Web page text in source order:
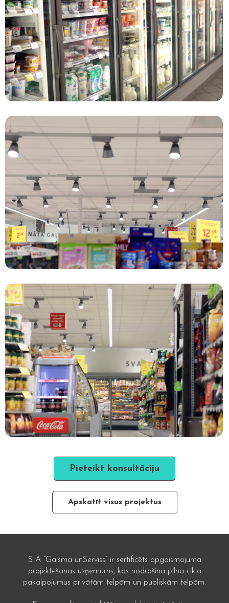
Pieteikt konsultāciju
Apskatīt visus projektus
SIA “Gaisma unServiss” ir sertificēts apgaismojuma
projektēšanas uzņēmums, kas nodrošina pilna cikla
pakalpojumus privātām telpām un publiskām telpām.